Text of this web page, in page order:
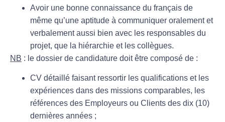
Avoir une bonne connaissance du français de
même qu’une aptitude à communiquer oralement et
verbalement aussi bien avec les responsables du
projet, que la hiérarchie et les collègues.
NB : le dossier de candidature doit être composé de :
CV détaillé faisant ressortir les qualifications et les
expériences dans des missions comparables, les
références des Employeurs ou Clients des dix (10)
dernières années ;